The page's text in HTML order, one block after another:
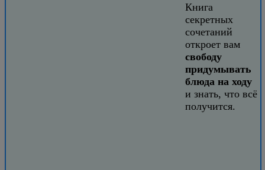
Книга
секретных
сочетаний
откроет вам
свободу
придумывать
блюда на ходу
и знать, что всё
получится.